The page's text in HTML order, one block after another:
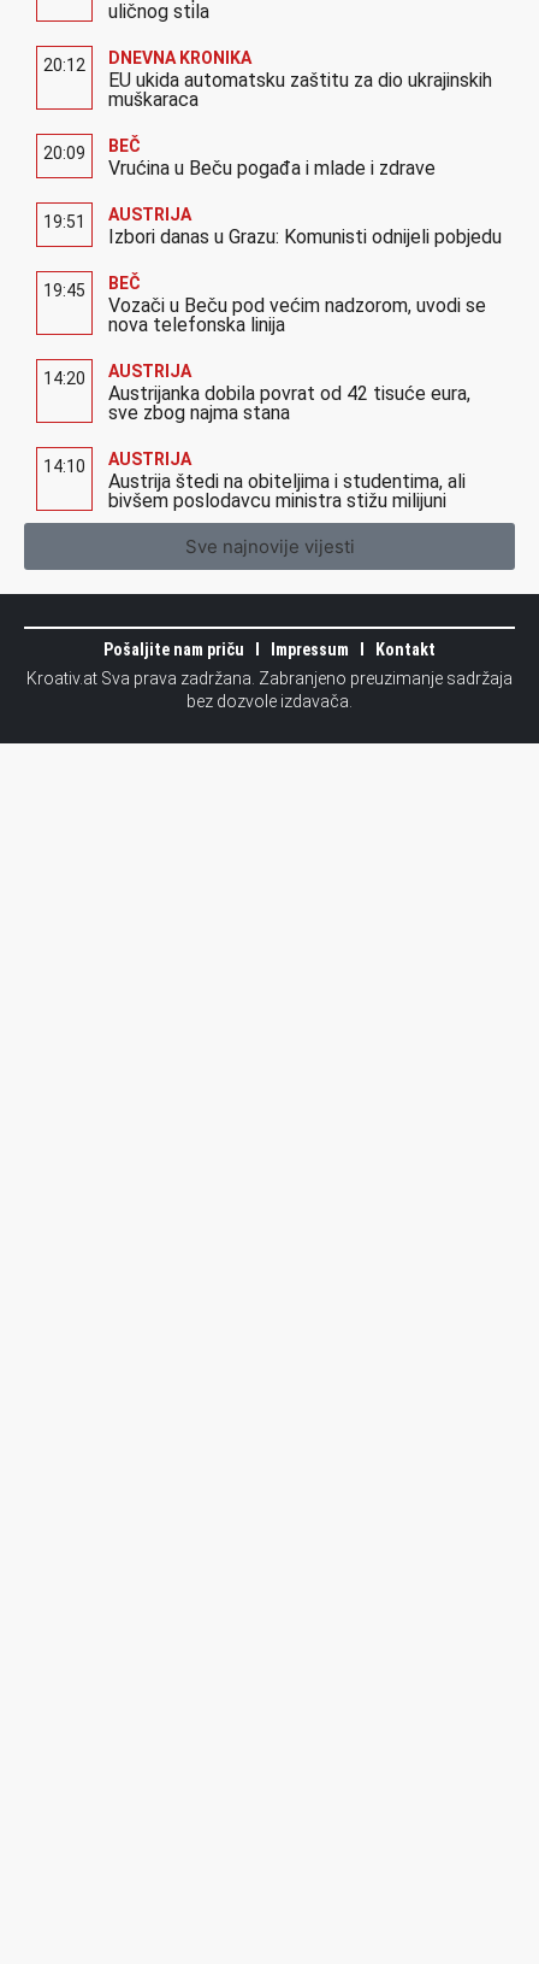
uličnog stila
20:12 DNEVNA KRONIKA
EU ukida automatsku zaštitu za dio ukrajinskih
muškaraca
20:09 BEČ
Vrućina u Beču pogađa i mlade i zdrave
19:51 AUSTRIJA
Izbori danas u Grazu: Komunisti odnijeli pobjedu
19:45 BEČ
Vozači u Beču pod većim nadzorom, uvodi se
nova telefonska linija
14:20 AUSTRIJA
Austrijanka dobila povrat od 42 tisuće eura,
sve zbog najma stana
14:10 AUSTRIJA
Austrija štedi na obiteljima i studentima, ali
bivšem poslodavcu ministra stižu milijuni
Sve najnovije vijesti
Pošaljite nam priču Impressum
Kontakt
Kroativ.at Sva prava zadržana. Zabranjeno preuzimanje sadržaja
bez dozvole izdavača.